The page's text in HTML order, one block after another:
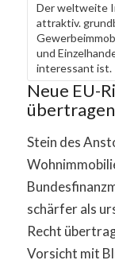
Der weltweite
attraktiv.
und
interessant ist.
Neue EU-
übertragen
Stein des
schärfer als
Recht
Vorsicht mit